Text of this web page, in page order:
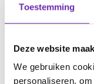
Toestemming
Deze website
We gebruiken
personaliseren,